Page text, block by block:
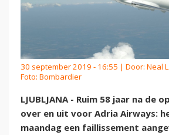
30 september 2019 - 16:55 | Door: Neal
Foto: Bombardier
LJUBLJANA - Ruim 58 jaar na de
over en uit voor Adria Airways:
maandag een faillissement